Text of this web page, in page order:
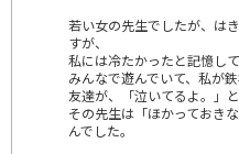
若い女の先生でしたが、は
すが、
私には冷たかったと記憶して
みんなで遊んでいて、私が
友達が、「泣いてるよ。」
その先生は「ほかっておき
んでした。